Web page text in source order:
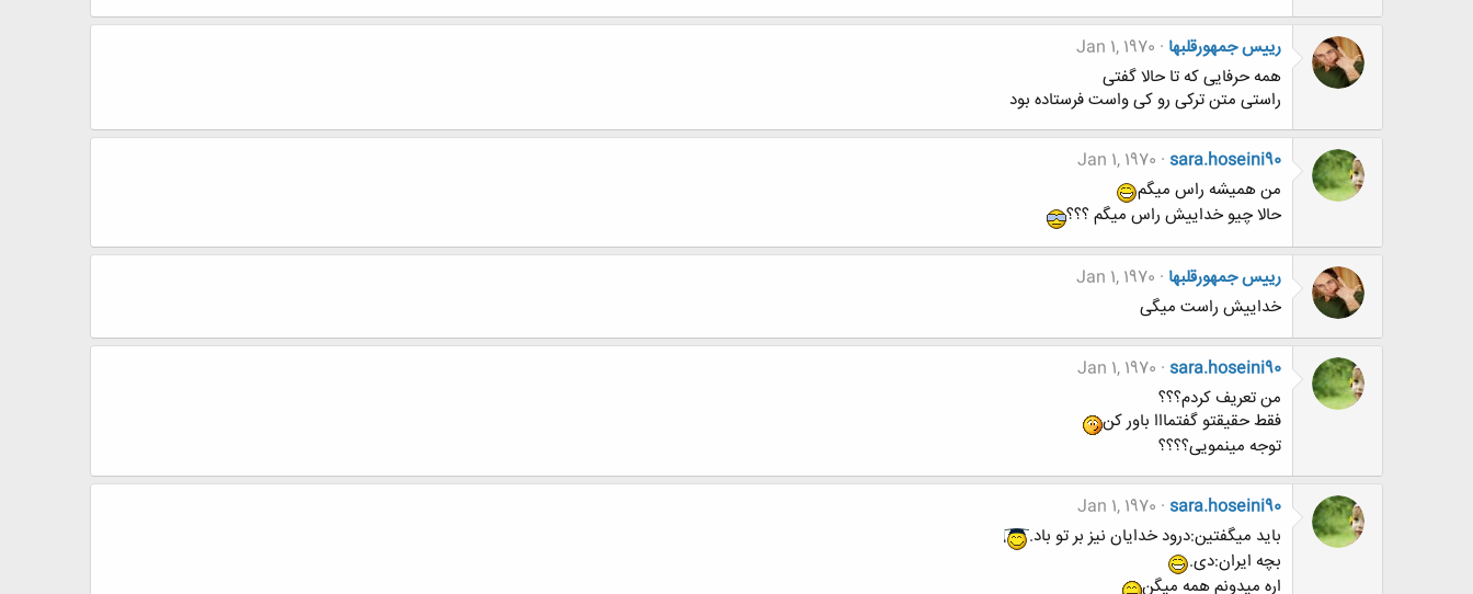
رییس جمهورقلبها Jan 1, 1970
همه حرفایی که تا حالا گفتی
راستی متن ترکی رو کی واست فرستاده بود
sara.hoseini90
Jan 1, 1970
من همیشه راس میگم
حالا چیو خداییش راس میگم ؟؟؟
رییس جمهورقلبها Jan 1, 1970
خداییش راست میگی
sara.hoseini90
Jan 1, 1970
من تعریف کردم؟؟؟
فقط حقیقتو گفتمااا باور کن
توجه مینمویی؟؟؟؟
sara.hoseini90
Jan 1, 1970
باید میگفتین:درود خدایان نیز بر تو باد.
بچه ایران:دی.
اره میدونم همه میگن